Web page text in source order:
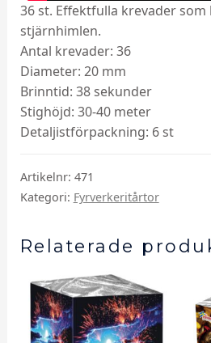
36 st. Effektfulla krevader som
stjärnhimlen.
Antal krevader: 36
Diameter: 20 mm
Brinntid: 38 sekunder
Stighöjd: 30-40 meter
Detaljistförpackning: 6 st
Artikelnr: 471
Kategori: Fyrverkeritårtor
Relaterade